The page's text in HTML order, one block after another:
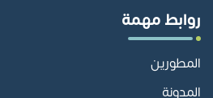
روابط مهمة
المطورين
المدونة